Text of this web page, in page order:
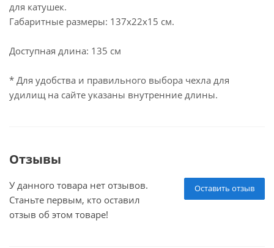
для катушек.
Габаритные размеры: 137х22х15 см.
Доступная длина: 135 см
* Для удобства и правильного выбора чехла для
удилищ на сайте указаны внутренние длины.
Отзывы
Оставить отзыв
У данного товара нет отзывов.
Станьте первым, кто оставил
отзыв об этом товаре!